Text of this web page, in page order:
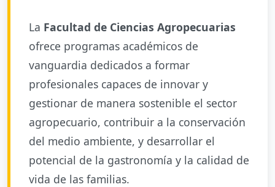
La Facultad de Ciencias Agropecuarias
ofrece programas académicos de
vanguardia dedicados a formar
profesionales capaces de innovar y
gestionar de manera sostenible el sector
agropecuario, contribuir a la conservación
del medio ambiente, y desarrollar el
potencial de la gastronomía y la calidad de
vida de las familias.